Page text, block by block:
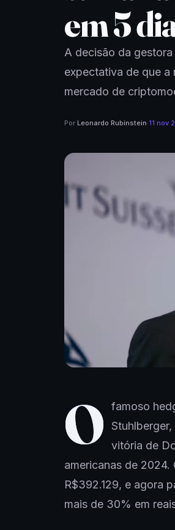
em 5
A decisão da
expectativa de que a
mercado de
Por Leonardo Rubinstein·11 nov
O
famoso
vitória de
americanas de
R$392.129, e agora
mais de 30% em